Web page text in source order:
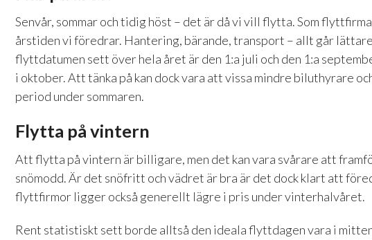
Senvår, sommar och tidig höst – det är då vi vill flytta. Som
årstiden vi föredrar. Hantering, bärande, transport – allt går
flyttdatumen sett över hela året är den 1:a juli och den 1:a
i oktober. Att tänka på kan dock vara att vissa mindre biluthyrare
period under sommaren.
Flytta på vintern
Att flytta på vintern är billigare, men det kan vara svårare att
snömodd. Är det snöfritt och vädret är bra är det dock klart att
flyttfirmor ligger också generellt lägre i pris under vinterhalvåret.
Rent statistiskt sett borde alltså den ideala flyttdagen vara i mitten